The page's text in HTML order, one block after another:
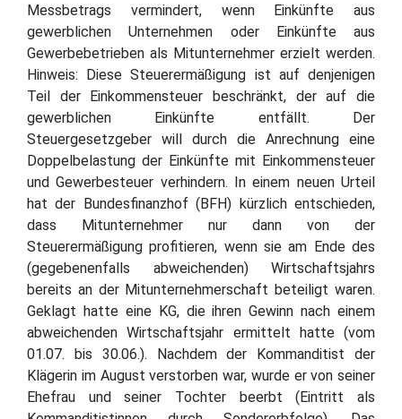
Messbetrags vermindert, wenn Einkünfte aus
gewerblichen Unternehmen oder Einkünfte aus
Gewerbebetrieben als Mitunternehmer erzielt werden.
Hinweis: Diese Steuerermäßigung ist auf denjenigen
Teil der Einkommensteuer beschränkt, der auf die
gewerblichen Einkünfte entfällt. Der
Steuergesetzgeber will durch die Anrechnung eine
Doppelbelastung der Einkünfte mit Einkommensteuer
und Gewerbesteuer verhindern. In einem neuen Urteil
hat der Bundesfinanzhof (BFH) kürzlich entschieden,
dass Mitunternehmer nur dann von der
Steuerermäßigung profitieren, wenn sie am Ende des
(gegebenenfalls abweichenden) Wirtschaftsjahrs
bereits an der Mitunternehmerschaft beteiligt waren.
Geklagt hatte eine KG, die ihren Gewinn nach einem
abweichenden Wirtschaftsjahr ermittelt hatte (vom
01.07. bis 30.06.). Nachdem der Kommanditist der
Klägerin im August verstorben war, wurde er von seiner
Ehefrau und seiner Tochter beerbt (Eintritt als